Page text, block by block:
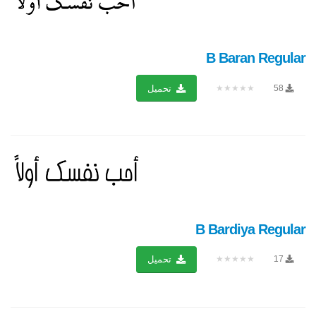
B Baran Regular
58
★★★★★ تحميل
B Bardiya Regular
17
★★★★★ تحميل